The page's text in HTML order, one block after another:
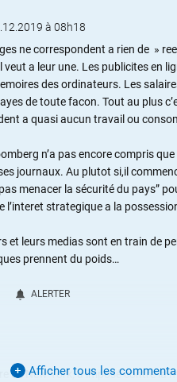
à 08h18
ne correspondent a rien de »
veut a leur une. Les publicites en
des ordinateurs. Les
de toute facon. Tout au plus
a quasi aucun travail ou
n’a pas encore compris
journaux. Au plutot si,il
menacer la sécurité du pays”
l’interet strategique a la
et leurs medias sont en train de
prennent du poids…
ALERTER
de New York, a imposé contre la
Afficher tous les